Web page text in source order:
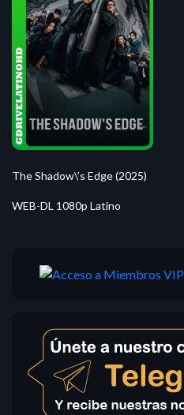
The Shadow\’s Edge (2025)
WEB-DL 1080p Latino